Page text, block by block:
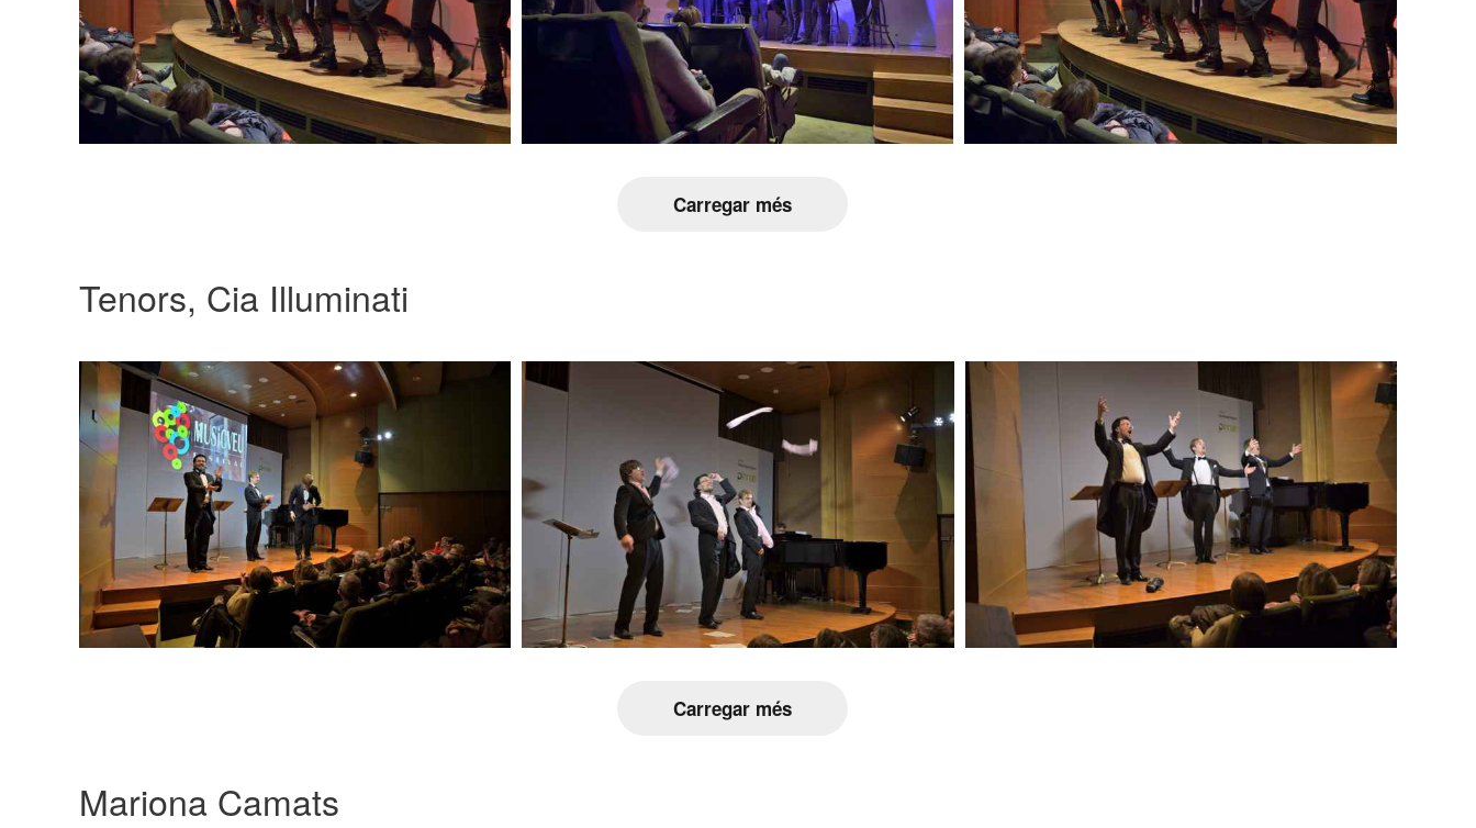
Carregar més
Tenors, Cia Illuminati
Carregar més
Mariona Camats